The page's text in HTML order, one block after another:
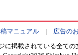
マニュアル| 広告の
に掲載されている全て